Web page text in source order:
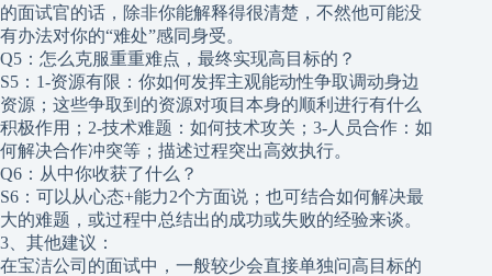
的面试官的话，除非你能解释得很清楚，不然他可能没
有办法对你的“难处”感同身受。
Q5：怎么克服重重难点，最终实现高目标的？
S5：1-资源有限：你如何发挥主观能动性争取调动身边
资源；这些争取到的资源对项目本身的顺利进行有什么
积极作用；2-技术难题：如何技术攻关；3-人员合作：如
何解决合作冲突等；描述过程突出高效执行。
Q6：从中你收获了什么？
S6：可以从心态+能力2个方面说；也可结合如何解决最
大的难题，或过程中总结出的成功或失败的经验来谈。
3、其他建议：
在宝洁公司的面试中，一般较少会直接单独问高目标的